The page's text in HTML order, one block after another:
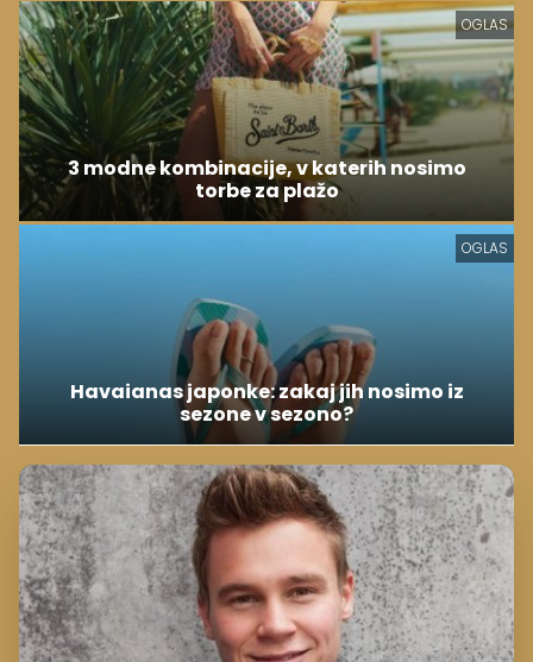
OGLAS
3 modne kombinacije, v katerih nosimo
torbe za plažo
OGLAS
Havaianas japonke: zakaj jih nosimo iz
sezone v sezono?